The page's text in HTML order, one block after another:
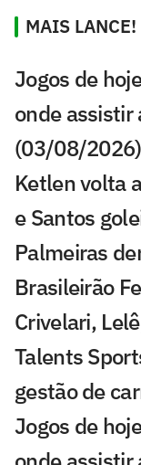
MAIS LANCE!
Jogos de
onde assistir
(03/08/2026)
Ketlen volta
e Santos
Palmeiras
Brasileirão
Crivelari,
Talents
gestão de
Jogos de